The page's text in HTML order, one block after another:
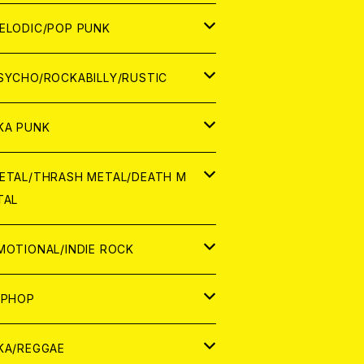
ログ
ログ
POP PUNK
ROCKABILLY/RUSTIC
PUNK
THRASH METAL/DEATH M
INDIE ROCK
REGGAE